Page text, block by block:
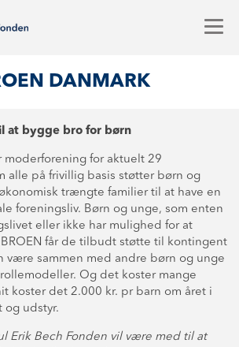
DANMARK
at bygge bro for børn
moderforening for aktuelt 29
alle på frivillig basis støtter børn og
trængte familier til at have en
foreningsliv. Børn og unge, som enten
eller ikke har mulighed for at
får de tilbudt støtte til kontingent
være sammen med andre børn og unge
Og det koster mange
koster det 2.000 kr. pr barn om året i
og udstyr.
Erik Bech Fonden vil være med til at